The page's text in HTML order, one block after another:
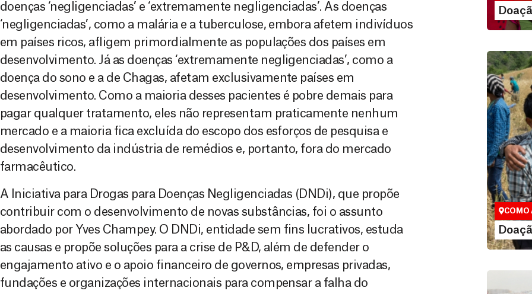
doenças ‘negligenciadas’ e ‘extremamente negligenciadas’. As doenças
‘negligenciadas’, como a malária e a tuberculose, embora afetem indivíduos
em países ricos, afligem primordialmente as populações dos países em
desenvolvimento. Já as doenças ‘extremamente negligenciadas’, como a
doença do sono e a de Chagas, afetam exclusivamente países em
desenvolvimento. Como a maioria desses pacientes é pobre demais para
pagar qualquer tratamento, eles não representam praticamente nenhum
mercado e a maioria fica excluída do escopo dos esforços de pesquisa e
desenvolvimento da indústria de remédios e, portanto, fora do mercado
farmacêutico.
A Iniciativa para Drogas para Doenças Negligenciadas (DNDi), que propõe
contribuir com o desenvolvimento de novas substâncias, foi o assunto
abordado por Yves Champey. O DNDi, entidade sem fins lucrativos, estuda
as causas e propõe soluções para a crise de P&D, além de defender o
engajamento ativo e o apoio financeiro de governos, empresas privadas,
fundações e organizações internacionais para compensar a falha do
Você
maneiras,
valor que
COMO